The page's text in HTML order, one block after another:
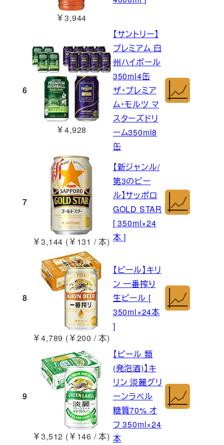
￥3,944
6
￥4,928
【サントリー】
プレミアム 白
州ハイボール
350ml4缶
ザ・プレミア
ム・モルツ マ
スターズドリ
ーム350ml8
缶
7
￥3,144 (￥131 / 本)
【新ジャンル/
第3のビー
ル】サッポロ
GOLD STAR
[ 350ml×24
本 ]
8
￥4,789 (￥200 / 本)
【ビール】キリ
ン 一番搾り
生ビール [
350ml×24本
]
9
￥3,512 (￥146 / 本)
【ビール 類
(発泡酒)】キ
リン 淡麗グリ
ーンラベル
糖質70% オ
フ 350ml×24
本